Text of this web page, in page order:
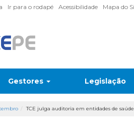
Ir para o rodapé Acessibilidade Mapa do
Gestores Legislação
TCE julga auditoria em entidades de